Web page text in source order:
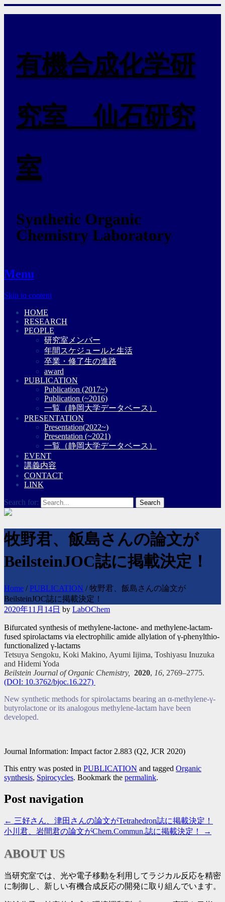
有機合成化学研
究室 仙石研究
室
Synthetic Organic
Chemistry Laboratory
Menu
Skip to content
HOME
RESEARCH
PEOPLE
研究室メンバー
年間スケジュールと生活
卒業・修了生の進路
award
PUBLICATION
Publication (2017~)
Publication (~2016)
一覧（静岡大学データベース）
PRESENTATION
Presentation(2022~)
Presentation (~2021)
一覧（静岡大学データベース）
EVENT
講義内容
CONTACT
LINK
Search for:
牧野君、飯島さんの論文が
BeilsteinJOC誌に掲載決定！
Home /PUBLICATION /牧野君、飯島さんの論文が
BeilsteinJOC誌に掲載決定！
2020年11月14日 by LabOChem
Bifurcated synthesis of methylene-lactone- and methylene-lactam-
fused spirolactams via electrophilic amide allylation of γ-phenylthio-
functionalized γ-lactams
Tetsuya Sengoku, Koki Makino, Ayumi Iijima, Toshiyasu Inuzuka
and Hidemi Yoda
Beilstein Journal of Organic Chemistry,
2020, 16, 2769–2775.
(DOI: 10.3762/bjoc.16.227)
New synthetic methods for spirolactams bearing an α-methylene-γ-
butyrolactone or its analogous methylene-lactam have been
developed.
Journal Information: Impact factor 2.883 (Q2, JCR 2020)
This entry was posted in PUBLICATION and tagged Organic
synthesis, Spirocycles. Bookmark the permalink.
Post navigation
← 三好さん、津田さんの論文がTetrahedron誌に掲載決定！
小川君、岩間君の論文がChem.Commun.誌に掲載決定！
→
ABOUT US
当研究室では、光や電子移動を利用してラジカル反応を精密
に制御し、新しい有機合成反応の開発に取り組んでいます。